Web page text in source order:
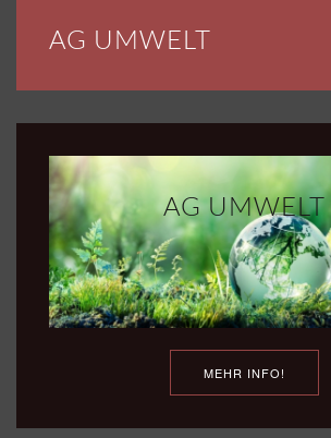
AG UMWELT
AG UMWELT
MEHR INFO!